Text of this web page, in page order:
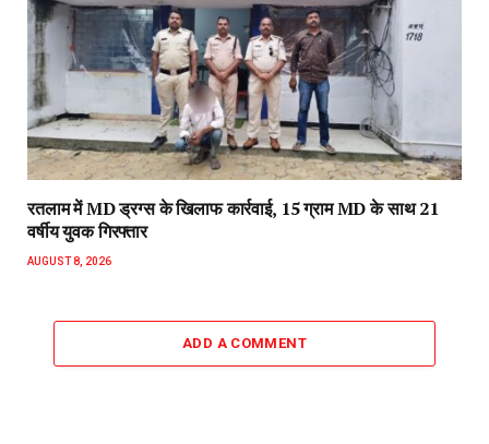
रतलाम में MD ड्रग्स के खिलाफ कार्रवाई, 15 ग्राम MD के साथ 21
वर्षीय युवक गिरफ्तार
AUGUST 8, 2026
ADD A COMMENT